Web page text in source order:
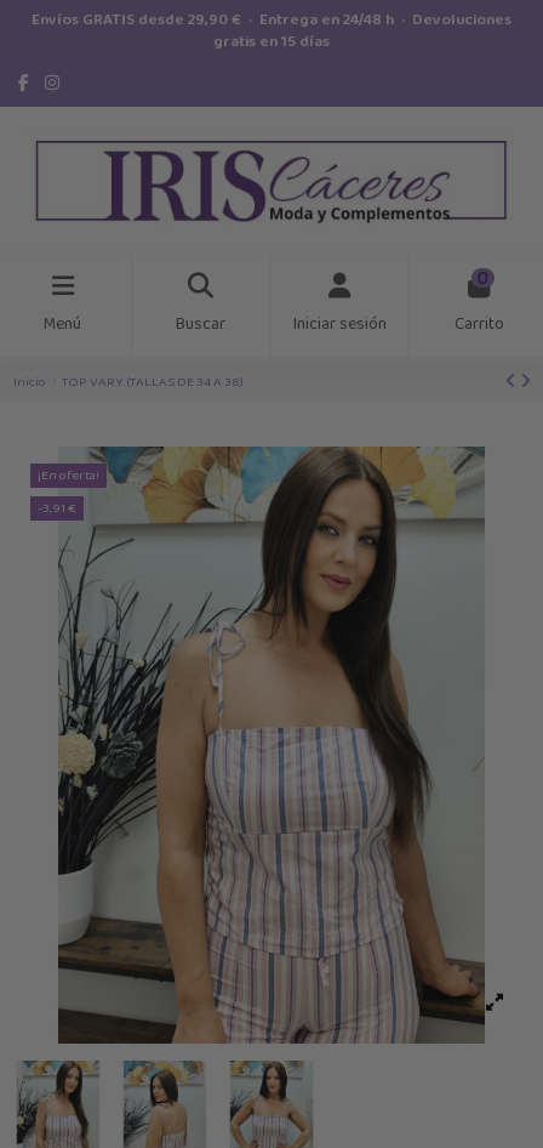
Envíos GRATIS desde 29,90 € · Entrega en 24/48 h · Devoluciones
gratis en 15 días
Menú Buscar Iniciar sesión
0
Carrito
Inicio TOP VARY (TALLAS DE 34 A 38)
¡En oferta!
-3,91 €